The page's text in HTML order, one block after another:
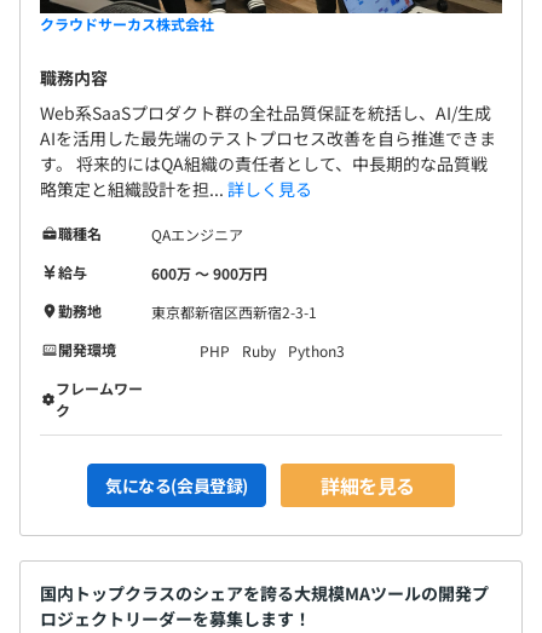
クラウドサーカス株式会社
職務内容
Web系SaaSプロダクト群の全社品質保証を統括し、AI/生成
AIを活用した最先端のテストプロセス改善を自ら推進できま
す。 将来的にはQA組織の責任者として、中長期的な品質戦
略策定と組織設計を担... 詳しく見る
職種名
QAエンジニア
給与
600万 〜 900万円
勤務地
東京都新宿区西新宿2-3-1
開発環境
PHP Ruby
Python3
フレームワー
ク
気になる(会員登録) 詳細を見る
国内トップクラスのシェアを誇る大規模MAツールの開発プ
ロジェクトリーダーを募集します！